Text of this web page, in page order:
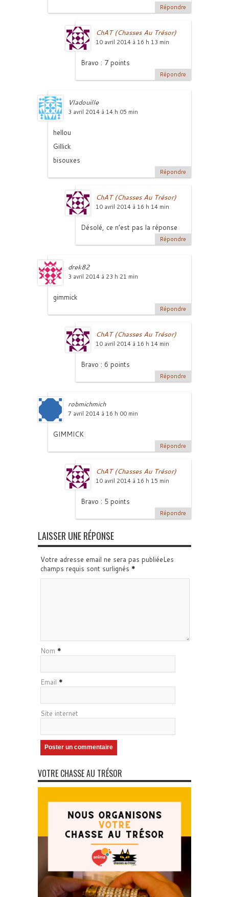
Répondre
ChAT (Chasses Au Trésor)
10 avril 2014 à 16 h 13 min
Bravo : 7 points
Répondre
Vladouille
3 avril 2014 à 14 h 05 min
hellou
Gillick
bisouxes
Répondre
ChAT (Chasses Au Trésor)
10 avril 2014 à 16 h 14 min
Désolé, ce n’est pas la réponse
Répondre
drek82
3 avril 2014 à 23 h 21 min
gimmick
Répondre
ChAT (Chasses Au Trésor)
10 avril 2014 à 16 h 14 min
Bravo : 6 points
Répondre
robmichmich
7 avril 2014 à 16 h 00 min
GIMMICK
Répondre
ChAT (Chasses Au Trésor)
10 avril 2014 à 16 h 15 min
Bravo : 5 points
Répondre
LAISSER UNE RÉPONSE
Votre adresse email ne sera pas publiéeLes
champs requis sont surlignés *
Nom *
Email *
Site internet
VOTRE CHASSE AU TRÉSOR